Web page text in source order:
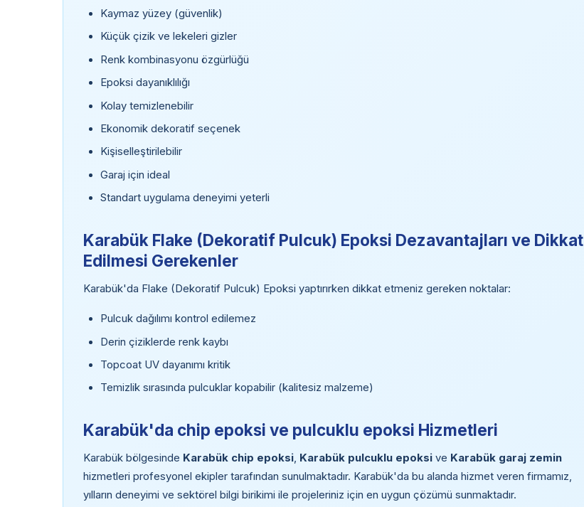
Kaymaz yüzey (güvenlik)
Küçük çizik ve lekeleri gizler
Renk kombinasyonu özgürlüğü
Epoksi dayanıklılığı
Kolay temizlenebilir
Ekonomik dekoratif seçenek
Kişiselleştirilebilir
Garaj için ideal
Standart uygulama deneyimi yeterli
Karabük Flake (Dekoratif Pulcuk) Epoksi Dezavantajları ve Dikkat
Edilmesi Gerekenler
Karabük'da Flake (Dekoratif Pulcuk) Epoksi yaptırırken dikkat etmeniz gereken noktalar:
Pulcuk dağılımı kontrol edilemez
Derin çiziklerde renk kaybı
Topcoat UV dayanımı kritik
Temizlik sırasında pulcuklar kopabilir (kalitesiz malzeme)
Karabük'da chip epoksi ve pulcuklu epoksi Hizmetleri
Karabük bölgesinde Karabük chip epoksi, Karabük pulcuklu epoksi ve Karabük garaj zemin
hizmetleri profesyonel ekipler tarafından sunulmaktadır. Karabük'da bu alanda hizmet veren firmamız,
yılların deneyimi ve sektörel bilgi birikimi ile projeleriniz için en uygun çözümü sunmaktadır.